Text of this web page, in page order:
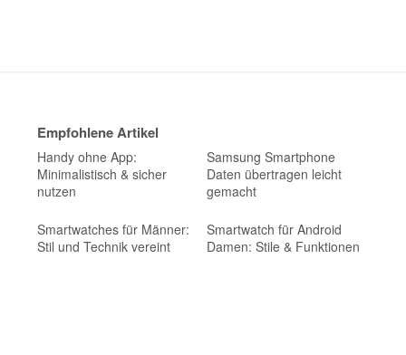
Empfohlene Artikel
Handy ohne App:
Minimalistisch & sicher
nutzen
Samsung Smartphone
Daten übertragen leicht
gemacht
Smartwatches für Männer:
Stil und Technik vereint
Smartwatch für Android
Damen: Stile & Funktionen